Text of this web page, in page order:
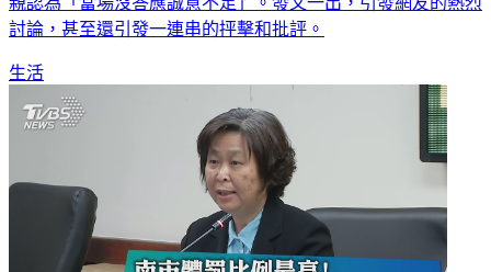
討論，甚至還引發一連串的抨擊和批評。
生活